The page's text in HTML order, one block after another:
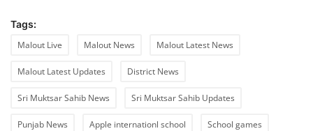
Tags:
Malout Live
Malout News Malout Latest News
Malout Latest Updates District News
Sri Muktsar Sahib News Sri Muktsar Sahib Updates
Punjab News Apple internationl school School games